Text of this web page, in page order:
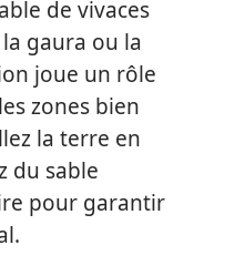
de vivaces
gaura ou la
joue un rôle
zones bien
la terre en
du sable
pour garantir